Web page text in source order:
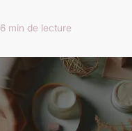
6 min de lecture